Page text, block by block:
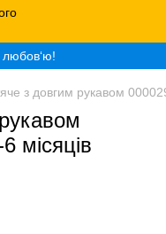
любов‘ю!
з довгим рукавом
місяців